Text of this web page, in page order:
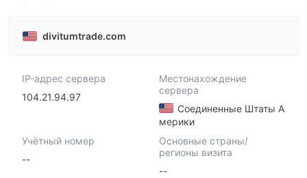
divitumtrade.com
IP-адрес сервера
104.21.94.97
Местонахождение
сервера
Соединенные Штаты А
мерики
Учётный номер
--
Основные страны/
регионы визита
--